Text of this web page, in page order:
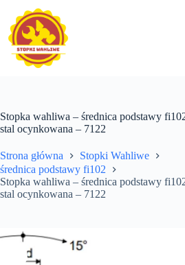
treści
Stopka wahliwa – średnica podstawy
stal ocynkowana – 7122
Strona główna
Stopki Wahliwe
średnica podstawy fi102
Stopka wahliwa – średnica podstawy
stal ocynkowana – 7122